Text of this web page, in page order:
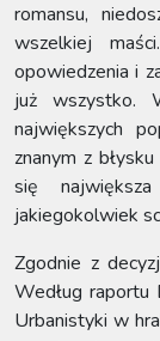
romansu,
wszelkiej
opowiedzenia i
już wszystko.
największych
znanym z
się
jakiegokolwiek
Zgodnie z
Według raportu
Urbanistyki w